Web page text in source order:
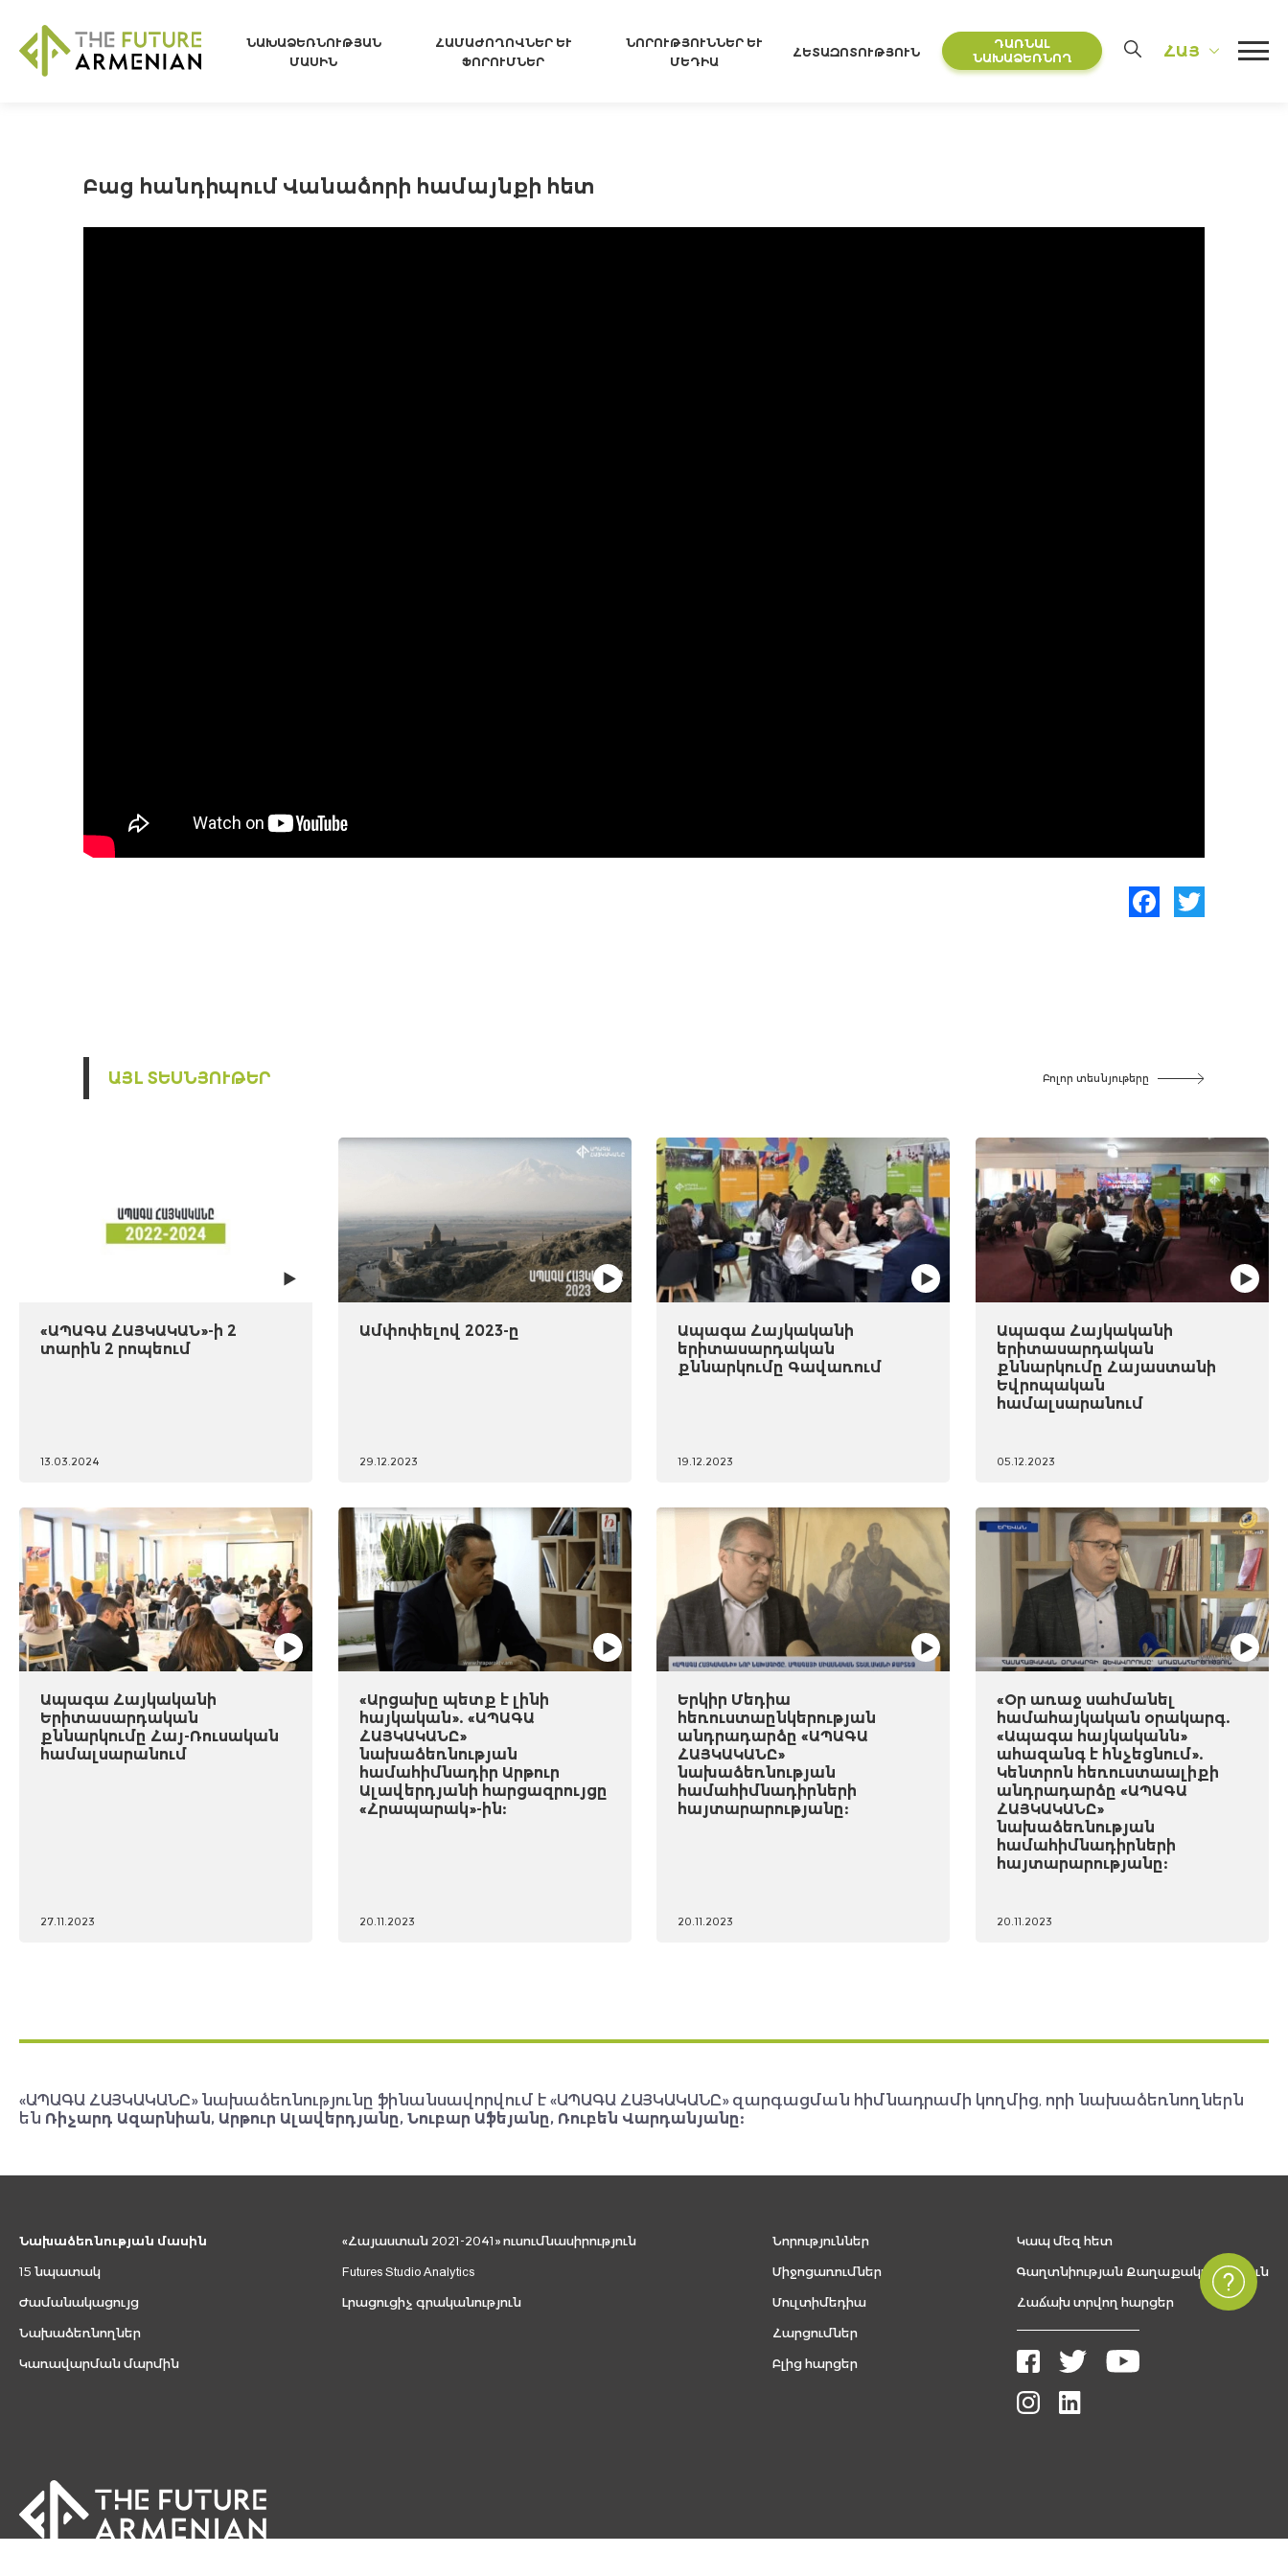
ՆԱԽԱՁԵՌՆՈՒԹՅԱՆ
ՄԱՍԻՆ
ՀԱՄԱԺՈՂՈՎՆԵՐ ԵՒ Ֆ
ՈՐՈՒՄՆԵՐ
ՆՈՐՈՒԹՅՈՒՆՆԵՐ ԵՒ Մ
ԵԴԻԱ
ՀԵՏԱԶՈՏՈՒԹՅՈՒՆ
ԴԱՌՆԱԼ
ՆԱԽԱՁԵՌՆՈՂ
ՀԱՅ
Բաց հանդիպում Վանաձորի համայնքի հետ
ԱՅԼ ՏԵՍՆՅՈՒԹԵՐ Բոլոր տեսնյութերը
«ԱՊԱԳԱ ՀԱՅԿԱԿԱՆ»-ի 2
տարին 2 րոպեում
13.03.2024
Ամփոփելով 2023-ը
29.12.2023
Ապագա Հայկականի
երիտասարդական
քննարկումը Գավառում
19.12.2023
Ապագա Հայկականի
երիտասարդական
քննարկումը Հայաստանի
Եվրոպական
համալսարանում
05.12.2023
Ապագա Հայկականի
Երիտասարդական
քննարկումը Հայ-Ռուսական
համալսարանում
27.11.2023
«Արցախը պետք է լինի
հայկական». «ԱՊԱԳԱ
ՀԱՅԿԱԿԱՆԸ»
նախաձեռնության
համահիմնադիր Արթուր
Ալավերդյանի հարցազրույցը
«Հրապարակ»-ին:
20.11.2023
Երկիր Մեդիա
հեռուստաընկերության
անդրադարձը «ԱՊԱԳԱ
ՀԱՅԿԱԿԱՆԸ»
նախաձեռնության
համահիմնադիրների
հայտարարությանը:
20.11.2023
«Օր առաջ սահմանել
համահայկական օրակարգ.
«Ապագա հայկականն»
ահազանգ է հնչեցնում».
Կենտրոն հեռուստաալիքի
անդրադարձը «ԱՊԱԳԱ
ՀԱՅԿԱԿԱՆԸ»
նախաձեռնության
համահիմնադիրների
հայտարարությանը:
20.11.2023
«ԱՊԱԳԱ ՀԱՅԿԱԿԱՆԸ» նախաձեռնությունը ֆինանսավորվում է «ԱՊԱԳԱ ՀԱՅԿԱԿԱՆԸ» զարգացման հիմնադրամի կողմից, որի նախաձեռնողներն
են Ռիչարդ Ազարնիան, Արթուր Ալավերդյանը, Նուբար Աֆեյանը, Ռուբեն Վարդանյանը:
Նախաձեռնության մասին
15 նպատակ
Ժամանակացույց
Նախաձեռնողներ
Կառավարման մարմին
«Հայաստան 2021-2041» ուսումնասիրություն
Futures Studio Analytics
Լրացուցիչ գրականություն
Նորություններ
Միջոցառումներ
Մուլտիմեդիա
Հարցումներ
Բլից հարցեր
Կապ մեզ հետ
Գաղտնիության Քաղաքականություն
Հաճախ տրվող հարցեր